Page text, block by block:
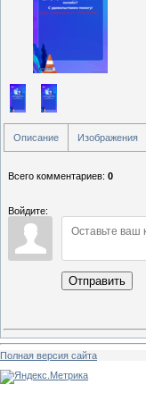
Описание Изображения
Всего комментариев: 0
Войдите:
Отправить
Полная версия сайта